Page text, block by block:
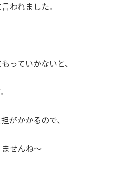
われました。
っていかないと、
がかかるので、
せんね～